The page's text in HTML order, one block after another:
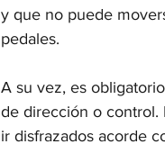
y que no puede
pedales.
A su vez, es
de dirección o control.
ir disfrazados acorde